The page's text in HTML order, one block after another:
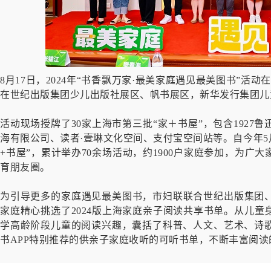
8月17日，2024年“书香飘万家·最美家庭遇见最美图书”活动
在世纪出版集团少儿出版社展区、帆书展区，新华发行集团
活动现场授牌了30家上海市第三批“家＋书屋”，包含1927
海有限公司、读者·壹琳文化空间、支付宝空间站等。自今年
+书屋”，累计举办70余场活动，约1900户家庭参加，为广
育朋友圈。
为引导更多的家庭遇见最美图书，市妇联联合世纪出版集
家庭精心挑选了2024版上海家庭亲子阅读共享书单。从儿
学高龄阶段儿童的阅读兴趣，囊括了科普、人文、艺术、诗
书APP特别推荐的供亲子家庭收听的可听书单，不断丰富阅